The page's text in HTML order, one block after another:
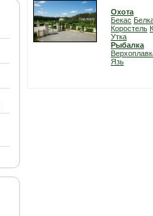
Охота
Бекас
Коростель
Утка
Рыбалка
Язь